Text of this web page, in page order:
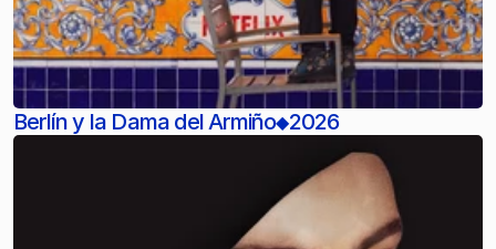
Berlín y la Dama del Armiño◆2026